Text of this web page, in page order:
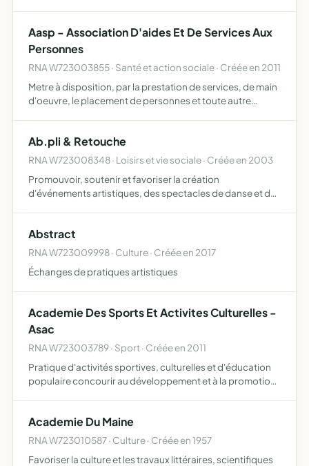
Aasp - Association D'aides Et De Services Aux
Personnes
RNA W723003855 · Santé et action sociale · Créée en 2011
Metre à disposition, par la prestation de services, de main
d'oeuvre, le placement de personnes et toute autre
Ab.pli & Retouche
RNA W723008348 · Loisirs et vie sociale · Créée en 2003
Promouvoir, soutenir et favoriser la création
d'événements artistiques, des spectacles de danse et de
art…
Abstract
RNA W723009998 · Culture · Créée en 2017
Échanges de pratiques artistiques
Academie Des Sports Et Activites Culturelles -
Asac
RNA W723003789 · Sport · Créée en 2011
Pratique d'activités sportives, culturelles et d'éducation
populaire concourir au développement et à la promotion
Academie Du Maine
RNA W723010587 · Culture · Créée en 1957
Favoriser la culture et les travaux littéraires, scientifiques